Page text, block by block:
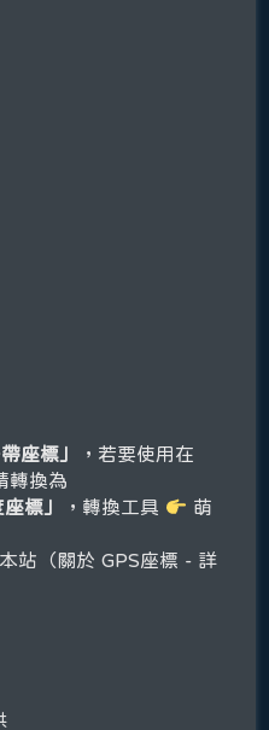
座標」
，若要使用在
轉換為
標」
，轉換工具
萌
站（關於 GPS座標 - 詳